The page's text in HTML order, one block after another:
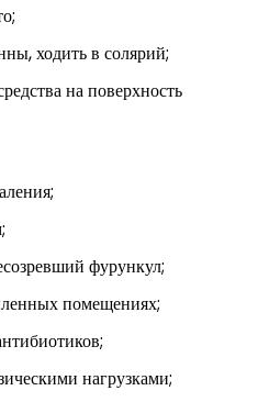
ходить в солярий;
на поверхность
фурункул;
помещениях;
нагрузками;